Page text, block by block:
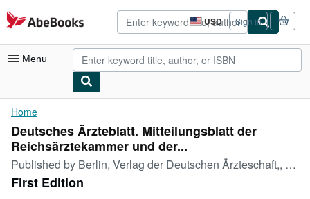
Skip to main content
AbeBooks.com USD
Site
shopping
preferences
Sign in
Menu
My Account
My Purchases
Advanced Search
Browse Collections
Home
Deutsches Ärzteblatt. Mitteilungsblatt der
Reichsärztekammer und der...
Published by Berlin, Verlag der Deutschen Ärzteschaft,, 1938
First Edition